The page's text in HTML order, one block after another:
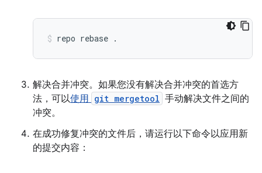
repo rebase .
解决合并冲突。如果您没有解决合并冲突的首选方
法，可以使用 git mergetool 手动解决文件之间的
冲突。
在成功修复冲突的文件后，请运行以下命令以应用新
的提交内容：